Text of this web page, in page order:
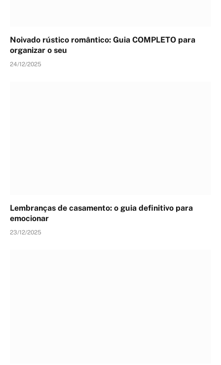
Noivado rústico romântico: Guia COMPLETO para
organizar o seu
24/12/2025
Lembranças de casamento: o guia definitivo para
emocionar
23/12/2025